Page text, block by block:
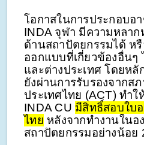
โอกาสในการประกอบอ
INDA จุฬา มีความหลาก
ด้านสถาปัตยกรรมได้ ห
ออกแบบที่เกี่ยวข้องอื่นๆ
และต่างประเทศ โดยหลั
ยังผ่านการรับรองจากส
ประเทศไทย (ACT) ทำ
INDA CU มีสิทธิ์สอบใบ
ไทย หลังจากทำงานในอ
สถาปัตยกรรมอย่างน้อย